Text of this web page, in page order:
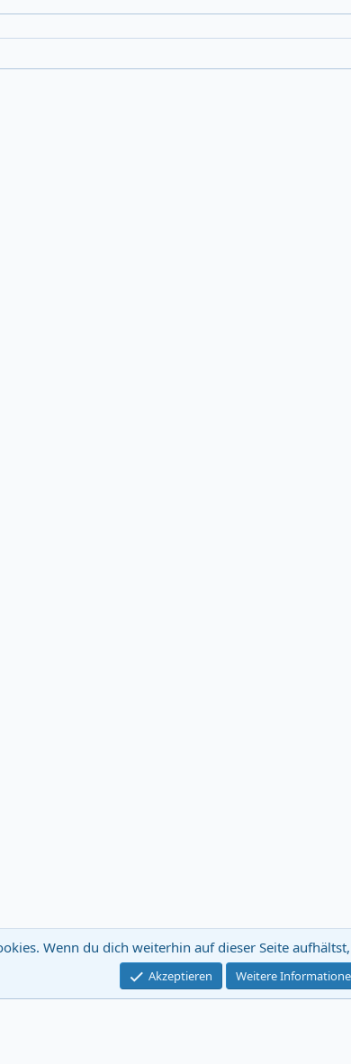
Community platform by XenForo® © 2010-2024
Wenn du dich weiterhin auf dieser Seite
Akzeptieren Weitere